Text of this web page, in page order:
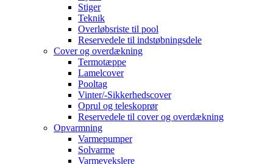
Stiger
Teknik
Overløbsriste til pool
Reservedele til indstøbningsdele
Cover og overdækning
Termotæppe
Lamelcover
Pooltag
Vinter/-Sikkerhedscover
Oprul og teleskoprør
Reservedele til cover og overdækning
Opvarmning
Varmepumper
Solvarme
Varmevekslere